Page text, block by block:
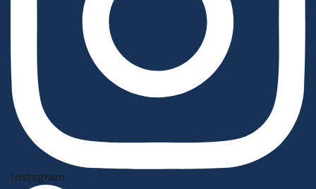
Instagram